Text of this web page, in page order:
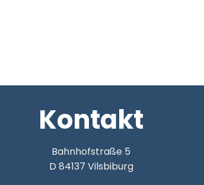
Kontakt
Bahnhofstraße 5
D 84137 Vilsbiburg